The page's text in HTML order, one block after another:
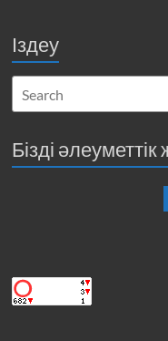
Іздеу
Бізді